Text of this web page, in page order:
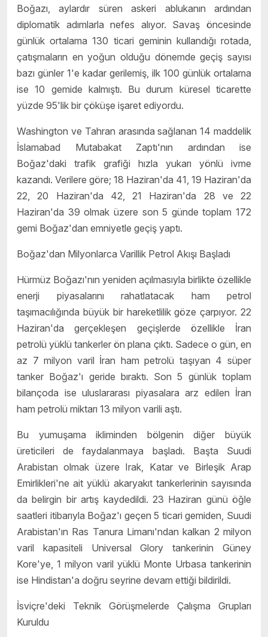
Boğazı, aylardır süren askeri ablukanın ardından
diplomatik adımlarla nefes alıyor. Savaş öncesinde
günlük ortalama 130 ticari geminin kullandığı rotada,
çatışmaların en yoğun olduğu dönemde geçiş sayısı
bazı günler 1'e kadar gerilemiş, ilk 100 günlük ortalama
ise 10 gemide kalmıştı. Bu durum küresel ticarette
yüzde 95'lik bir çöküşe işaret ediyordu.
Washington ve Tahran arasında sağlanan 14 maddelik
İslamabad Mutabakat Zaptı'nın ardından ise
Boğaz'daki trafik grafiği hızla yukarı yönlü ivme
kazandı. Verilere göre; 18 Haziran'da 41, 19 Haziran'da
22, 20 Haziran'da 42, 21 Haziran'da 28 ve 22
Haziran'da 39 olmak üzere son 5 günde toplam 172
gemi Boğaz'dan emniyetle geçiş yaptı.
Boğaz'dan Milyonlarca Varillik Petrol Akışı Başladı
Hürmüz Boğazı'nın yeniden açılmasıyla birlikte özellikle
enerji piyasalarını rahatlatacak ham petrol
taşımacılığında büyük bir hareketlilik göze çarpıyor. 22
Haziran'da gerçekleşen geçişlerde özellikle İran
petrolü yüklü tankerler ön plana çıktı. Sadece o gün, en
az 7 milyon varil İran ham petrolü taşıyan 4 süper
tanker Boğaz'ı geride bıraktı. Son 5 günlük toplam
bilançoda ise uluslararası piyasalara arz edilen İran
ham petrolü miktarı 13 milyon varili aştı.
Bu yumuşama ikliminden bölgenin diğer büyük
üreticileri de faydalanmaya başladı. Başta Suudi
Arabistan olmak üzere Irak, Katar ve Birleşik Arap
Emirlikleri'ne ait yüklü akaryakıt tankerlerinin sayısında
da belirgin bir artış kaydedildi. 23 Haziran günü öğle
saatleri itibarıyla Boğaz'ı geçen 5 ticari gemiden, Suudi
Arabistan'ın Ras Tanura Limanı'ndan kalkan 2 milyon
varil kapasiteli Universal Glory tankerinin Güney
Kore'ye, 1 milyon varil yüklü Monte Urbasa tankerinin
ise Hindistan'a doğru seyrine devam ettiği bildirildi.
İsviçre'deki Teknik Görüşmelerde Çalışma Grupları
Kuruldu